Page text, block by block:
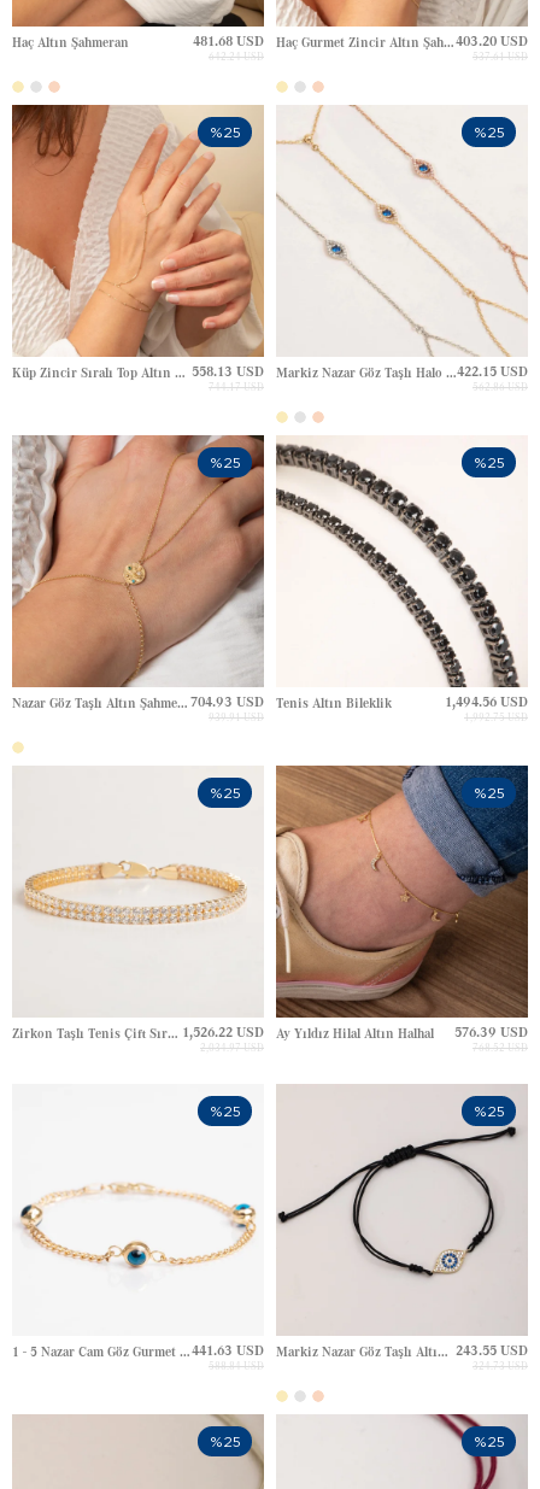
Haç Altın Şahmeran 481.68 USD
642.24 USD
Haç Gurmet Zincir Altın Şahmeran403.20 USD
537.61 USD
Küp Zincir Sıralı Top Altın Şahmeran 558.13 USD
744.17 USD
%25
Markiz Nazar Göz Taşlı Halo Dizi Altın Şahmeran422.15 USD
562.86 USD
%25
Nazar Göz Taşlı Altın Şahmeran 704.93 USD
939.91 USD
%25
Tenis Altın Bileklik 1,494.56 USD
1,992.75 USD
%25
Zirkon Taşlı Tenis Çift Sıra Altın Bileklik 1,526.22 USD
2,034.97 USD
%25
Ay Yıldız Hilal Altın Halhal 576.39 USD
768.52 USD
%25
1 - 5 Nazar Cam Göz Gurmet Zincir Charm Altın Bileklik441.63 USD
588.84 USD
%25
Markiz Nazar Göz Taşlı Altın Bileklik 243.55 USD
324.73 USD
%25
%25 %25